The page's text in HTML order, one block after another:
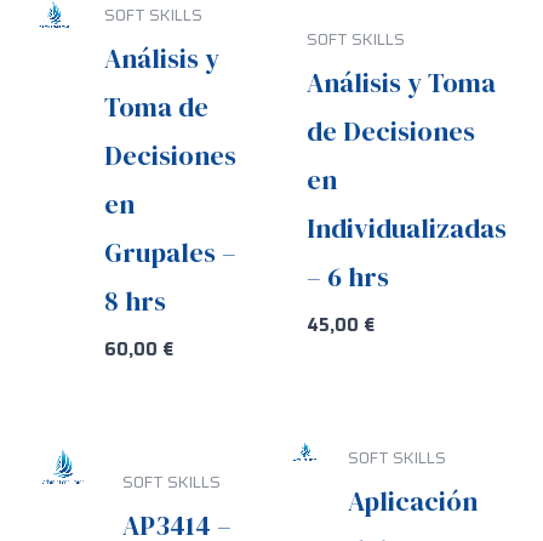
SOFT SKILLS
Análisis y
Toma de
Decisiones
en
Grupales –
8 hrs
60,00 €
SOFT SKILLS
Análisis y Toma
de Decisiones
en
Individualizadas
– 6 hrs
45,00 €
SOFT SKILLS
AP3414 –
SOFT SKILLS
Aplicación